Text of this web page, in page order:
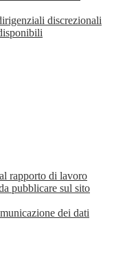
discrezionali
rapporto di lavoro
pubblicare sul sito
dei dati